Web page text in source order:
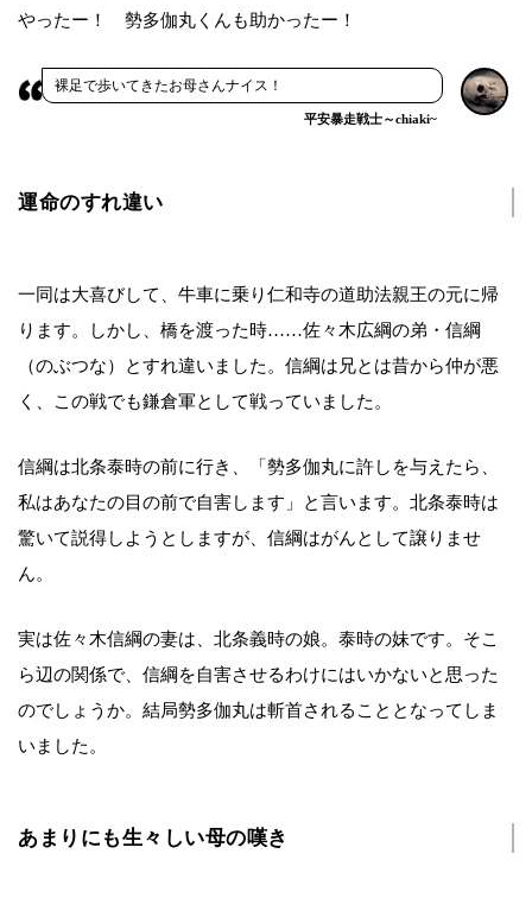
やったー！ 勢多伽丸くんも助かったー！
裸足で歩いてきたお母さんナイス！
平安暴走戦士～chiaki~
運命のすれ違い
一同は大喜びして、牛車に乗り仁和寺の道助法親王の元に帰
ります。しかし、橋を渡った時……佐々木広綱の弟・信綱
（のぶつな）とすれ違いました。信綱は兄とは昔から仲が悪
く、この戦でも鎌倉軍として戦っていました。
信綱は北条泰時の前に行き、「勢多伽丸に許しを与えたら、
私はあなたの目の前で自害します」と言います。北条泰時は
驚いて説得しようとしますが、信綱はがんとして譲りませ
ん。
実は佐々木信綱の妻は、北条義時の娘。泰時の妹です。そこ
ら辺の関係で、信綱を自害させるわけにはいかないと思った
のでしょうか。結局勢多伽丸は斬首されることとなってしま
いました。
あまりにも生々しい母の嘆き